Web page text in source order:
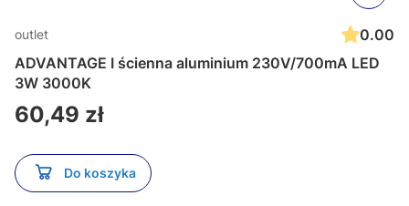
outlet
0.00
ADVANTAGE I ścienna aluminium 230V/700mA LED
3W 3000K
Cena
60,49 zł
Do koszyka